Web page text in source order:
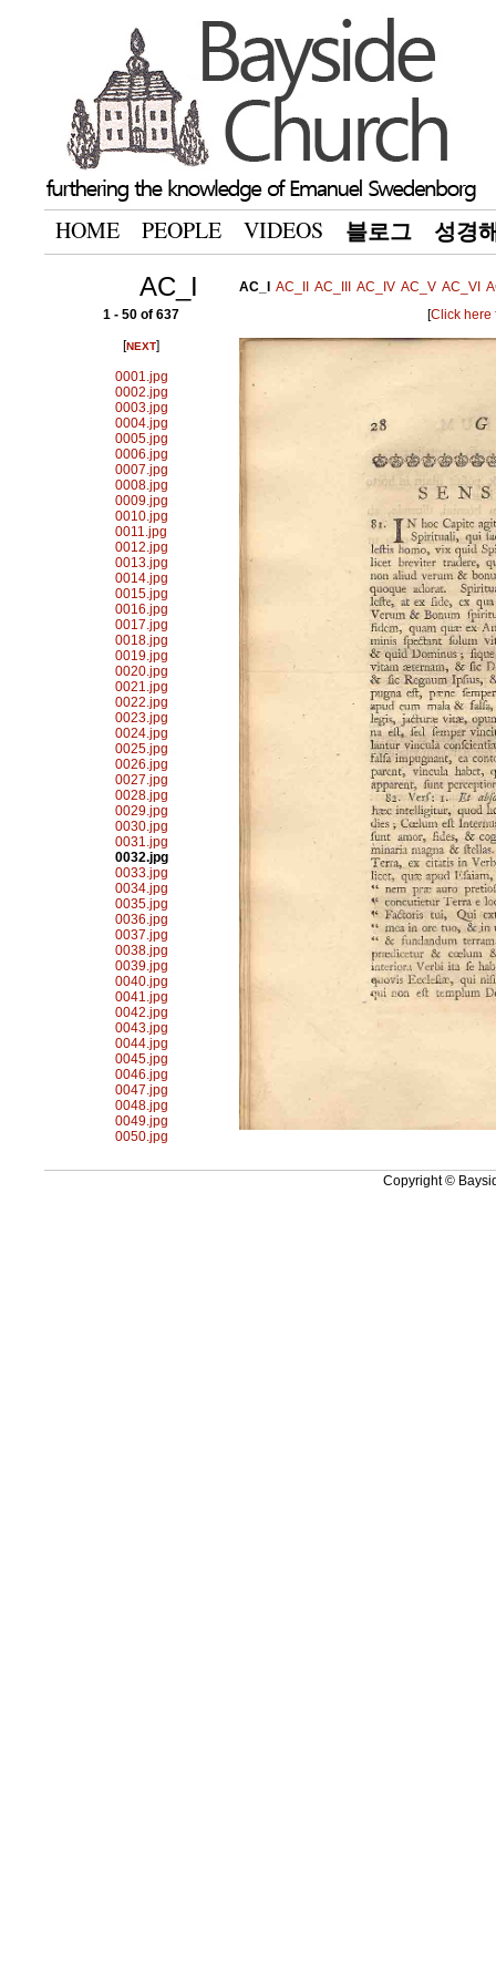
HOME PEOPLE VIDEOS 블로그 성경
AC_I AC_I AC_II AC_III AC_IV AC_V AC_VI
1 - 50 of 637
[NEXT]
0001.jpg
0002.jpg
0003.jpg
0004.jpg
0005.jpg
0006.jpg
0007.jpg
0008.jpg
0009.jpg
0010.jpg
0011.jpg
0012.jpg
0013.jpg
0014.jpg
0015.jpg
0016.jpg
0017.jpg
0018.jpg
0019.jpg
0020.jpg
0021.jpg
0022.jpg
0023.jpg
0024.jpg
0025.jpg
0026.jpg
0027.jpg
0028.jpg
0029.jpg
0030.jpg
0031.jpg
0032.jpg
0033.jpg
0034.jpg
0035.jpg
0036.jpg
0037.jpg
0038.jpg
0039.jpg
0040.jpg
0041.jpg
0042.jpg
0043.jpg
0044.jpg
0045.jpg
0046.jpg
0047.jpg
0048.jpg
0049.jpg
0050.jpg
[Click here
Copyright ©